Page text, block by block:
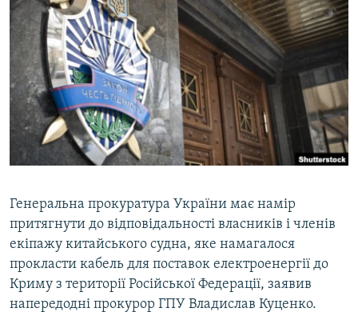
ВСЕ ЗА ДЕНЬ
СПЕЦПРОЕКТИ
ДЕПОРТАЦІЯ
ВІДЕОУРОКИ «ELIFBE»
СВІДЧЕННЯ ОКУПАЦІЇ
УКРАЇНСЬКА ПРОБЛЕМА КРИМУ
ЯК ОБІЙТИ БЛОКУВАННЯ
Русский
Qırımtatar
Усі сайти RFE/RL
Генеральна прокуратура України має намір
притягнути до відповідальності власників і членів
екіпажу китайського судна, яке намагалося
прокласти кабель для поставок електроенергії до
Криму з території Російської Федерації, заявив
напередодні прокурор ГПУ Владислав Куценко.